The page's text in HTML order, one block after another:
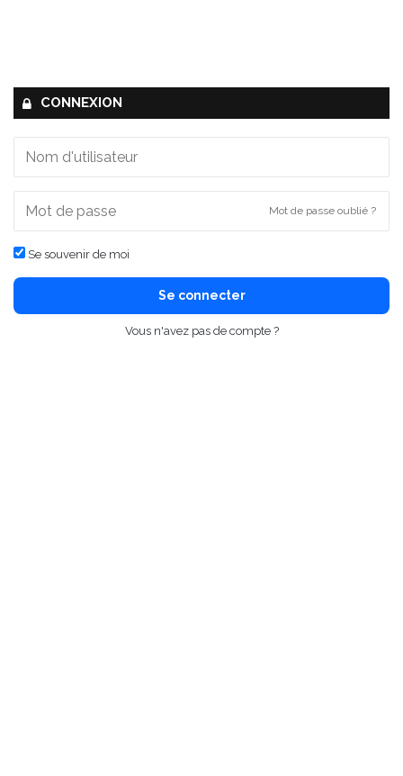
CONNEXION
Mot de passe oublié ?
Se souvenir de moi
Se connecter
Vous n'avez pas de compte ?